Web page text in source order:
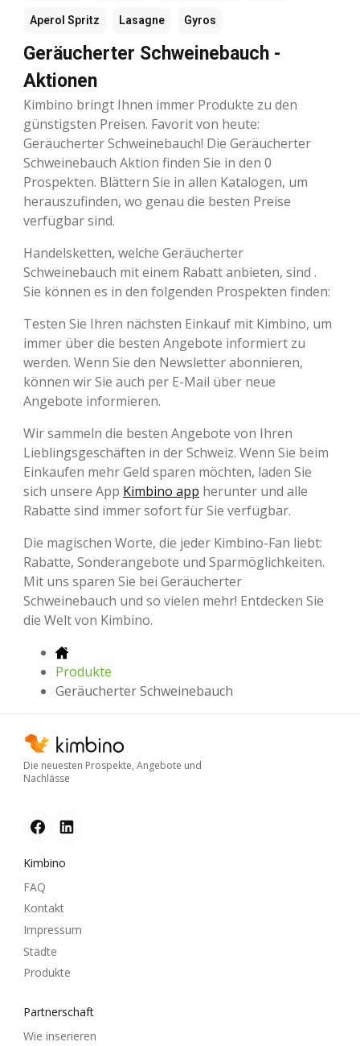
Aperol Spritz Lasagne Gyros
Geräucherter Schweinebauch -
Aktionen
Kimbino bringt Ihnen immer Produkte zu den
günstigsten Preisen. Favorit von heute:
Geräucherter Schweinebauch! Die Geräucherter
Schweinebauch Aktion finden Sie in den 0
Prospekten. Blättern Sie in allen Katalogen, um
herauszufinden, wo genau die besten Preise
verfügbar sind.
Handelsketten, welche Geräucherter
Schweinebauch mit einem Rabatt anbieten, sind .
Sie können es in den folgenden Prospekten finden:
Testen Sie Ihren nächsten Einkauf mit Kimbino, um
immer über die besten Angebote informiert zu
werden. Wenn Sie den Newsletter abonnieren,
können wir Sie auch per E-Mail über neue
Angebote informieren.
Wir sammeln die besten Angebote von Ihren
Lieblingsgeschäften in der Schweiz. Wenn Sie beim
Einkaufen mehr Geld sparen möchten, laden Sie
sich unsere App Kimbino app herunter und alle
Rabatte sind immer sofort für Sie verfügbar.
Die magischen Worte, die jeder Kimbino-Fan liebt:
Rabatte, Sonderangebote und Sparmöglichkeiten.
Mit uns sparen Sie bei Geräucherter
Schweinebauch und so vielen mehr! Entdecken Sie
die Welt von Kimbino.
Produkte
Geräucherter Schweinebauch
Die neuesten Prospekte, Angebote und
Nachlässe
Kimbino
FAQ
Kontakt
Impressum
Städte
Produkte
Partnerschaft
Wie inserieren